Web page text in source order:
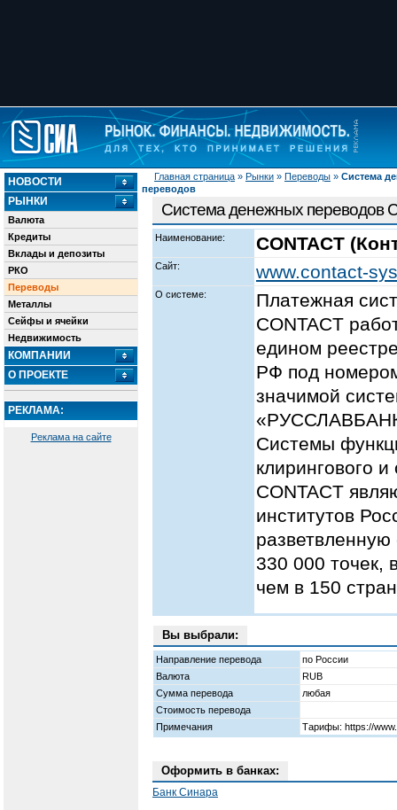
Главная страница » Рынки » Переводы » Система
переводов
НОВОСТИ
РЫНКИ
Валюта
Кредиты
Вклады и депозиты
РКО
Переводы
Металлы
Сейфы и ячейки
Недвижимость
КОМПАНИИ
О ПРОЕКТЕ
РЕКЛАМА:
Реклама на сайте
Система денежных переводов
Наименование: CONTACT
Сайт: www.contact-
О системе:
Платежная
CONTACT
едином
РФ под
значимой
Системы
клирингового
CONTACT
институтов
330 000 точек,
чем в 150
Вы выбрали:
Направление перевода
по России
Валюта
RUB
Сумма перевода
любая
Стоимость перевода
Примечания
Тарифы: https://
Оформить в банках:
Банк Синара